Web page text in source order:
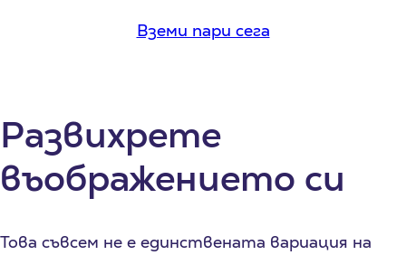
Вземи пари сега
Развихрете
въображението си
Това съвсем не е единствената вариация на